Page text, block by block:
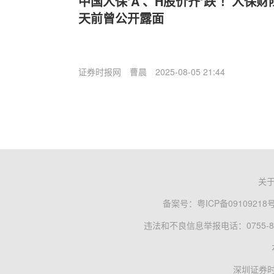
天前曾公开露面
证券时报网 曹晨 2025-08-05 21:44
关
备案号： 粤ICP备09109218
违法和不良信息举报电话：0755-
深圳证券